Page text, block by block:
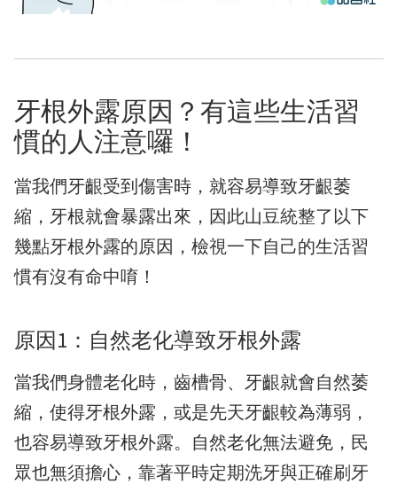
牙根外露原因？有這些生活習
慣的人注意囉！
當我們牙齦受到傷害時，就容易導致牙齦萎
縮，牙根就會暴露出來，因此山豆統整了以下
幾點牙根外露的原因，檢視一下自己的生活習
慣有沒有命中唷！
原因1：自然老化導致牙根外露
當我們身體老化時，齒槽骨、牙齦就會自然萎
縮，使得牙根外露，或是先天牙齦較為薄弱，
也容易導致牙根外露。自然老化無法避免，民
眾也無須擔心，靠著平時定期洗牙與正確刷牙